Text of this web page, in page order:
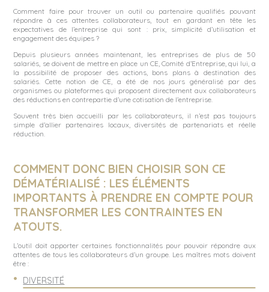
Comment faire pour trouver un outil ou partenaire qualifiés pouvant
répondre à ces attentes collaborateurs, tout en gardant en tête les
expectatives de l’entreprise qui sont : prix, simplicité d’utilisation et
engagement des équipes ?
Depuis plusieurs années maintenant, les entreprises de plus de 50
salariés, se doivent de mettre en place un CE, Comité d’Entreprise, qui lui, a
la possibilité de proposer des actions, bons plans à destination des
salariés. Cette notion de CE, a été de nos jours généralisé par des
organismes ou plateformes qui proposent directement aux collaborateurs
des réductions en contrepartie d’une cotisation de l’entreprise.
Souvent très bien accueilli par les collaborateurs, il n’est pas toujours
simple d’allier partenaires locaux, diversités de partenariats et réelle
réduction.
COMMENT DONC BIEN CHOISIR SON CE
DÉMATÉRIALISÉ : LES ÉLÉMENTS
IMPORTANTS À PRENDRE EN COMPTE POUR
TRANSFORMER LES CONTRAINTES EN
ATOUTS.
L’outil doit apporter certaines fonctionnalités pour pouvoir répondre aux
attentes de tous les collaborateurs d’un groupe. Les maîtres mots doivent
être :
DIVERSITÉ